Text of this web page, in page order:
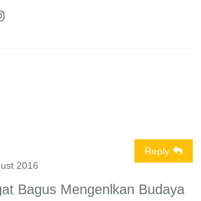
2016
Bagus Mengenlkan Budaya
Reply